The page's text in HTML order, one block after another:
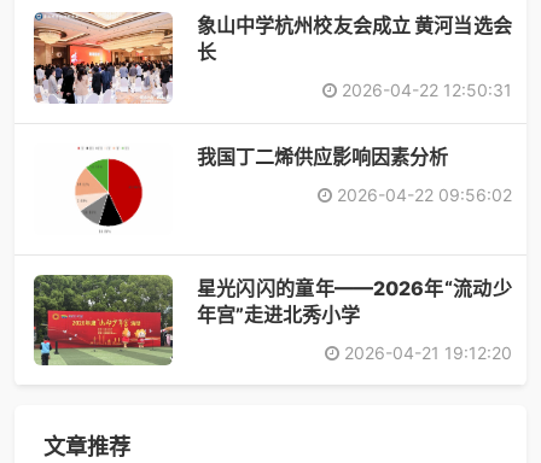
象山中学杭州校友会成立 黄河当选会
长
2026-04-22 12:50:31
​我国丁二烯供应影响因素分析
2026-04-22 09:56:02
星光闪闪的童年——2026年“流动少
年宫”走进北秀小学
2026-04-21 19:12:20
文章推荐